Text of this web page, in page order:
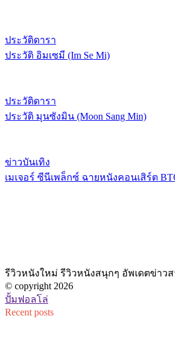
ประวัติดารา
ประวัติ อิมเซมี (Im Se Mi)
ประวัติดารา
ประวัติ มุนซังมิน (Moon Sang Min)
ข่าวบันเทิง
เมเจอร์ ซีนีเพล็กซ์ ฉายหนังคอนเสิร์ต
รีวิวหนังใหม่ รีวิวหนังสนุกๆ อัพเดตข่าว
© copyright 2026
ปั้มฟอลโล่
Recent posts